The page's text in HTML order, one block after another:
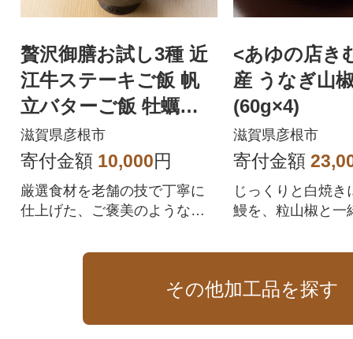
贅沢御膳お試し3種 近
江牛ステーキご飯 帆
立バターご飯 牡蠣う
ま煮ご飯 レンジでチ
ンで簡単調理
滋賀県彦根市
寄付金額 10,000円
厳選食材を老舗の技で丁寧に
仕上げた、ご褒美のような一
<あゆの店き
産 うなぎ山
(60g×4)
滋賀県彦根市
寄付金額
じっくりと白焼き
鰻を、粒山椒と一
その他加工品を探す